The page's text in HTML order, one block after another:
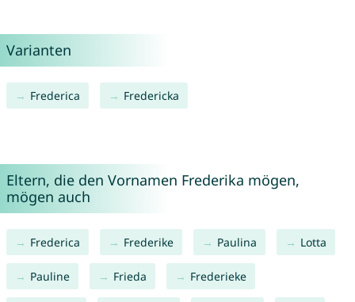
Varianten
Frederica Fredericka
Eltern, die den Vornamen Frederika mögen,
mögen auch
Frederica Frederike Paulina Lotta
Pauline Frieda Frederieke